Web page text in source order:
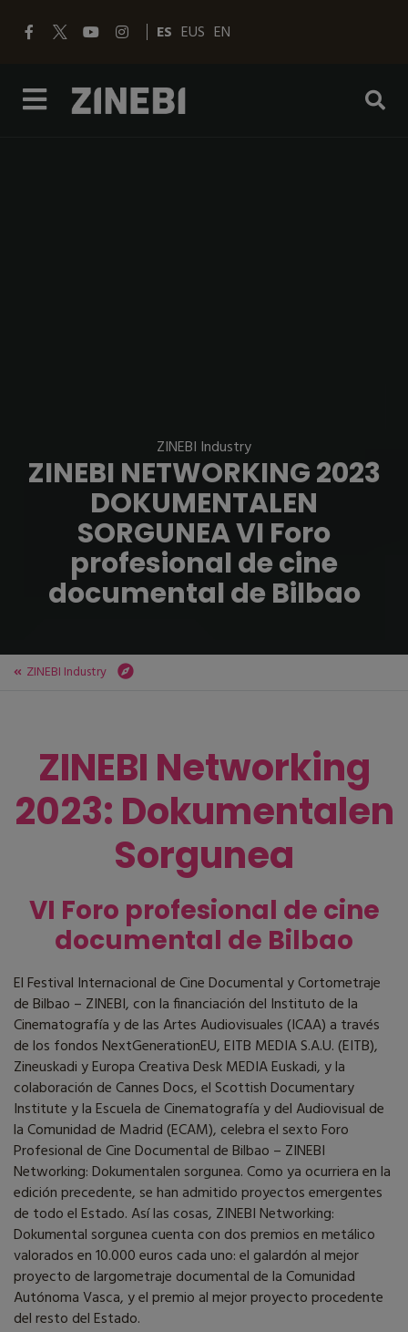
ES EUS EN
ZINEBI Industry
ZINEBI NETWORKING 2023
DOKUMENTALEN
SORGUNEAVI Foro
profesional de cine
documental de Bilbao
ZINEBI Industry
ZINEBI Networking
2023: Dokumentalen
Sorgunea
VI Foro profesional de cine
documental de Bilbao
El Festival Internacional de Cine Documental y Cortometraje
de Bilbao – ZINEBI, con la financiación del Instituto de la
Cinematografía y de las Artes Audiovisuales (ICAA) a través
de los fondos NextGenerationEU, EITB MEDIA S.A.U. (EITB),
Zineuskadi y Europa Creativa Desk MEDIA Euskadi, y la
colaboración de Cannes Docs, el Scottish Documentary
Institute y la Escuela de Cinematografía y del Audiovisual de
la Comunidad de Madrid (ECAM), celebra el sexto Foro
Profesional de Cine Documental de Bilbao – ZINEBI
Networking: Dokumentalen sorgunea. Como ya ocurriera en la
edición precedente, se han admitido proyectos emergentes
de todo el Estado. Así las cosas, ZINEBI Networking:
Dokumental sorgunea cuenta con dos premios en metálico
valorados en 10.000 euros cada uno: el galardón al mejor
proyecto de largometraje documental de la Comunidad
Autónoma Vasca, y el premio al mejor proyecto procedente
del resto del Estado.